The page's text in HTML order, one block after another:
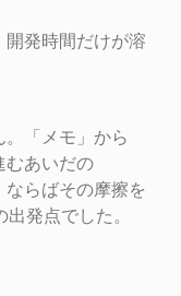
発時間だけが溶
「メモ」から
むあいだの
らばその摩擦を
発点でした。